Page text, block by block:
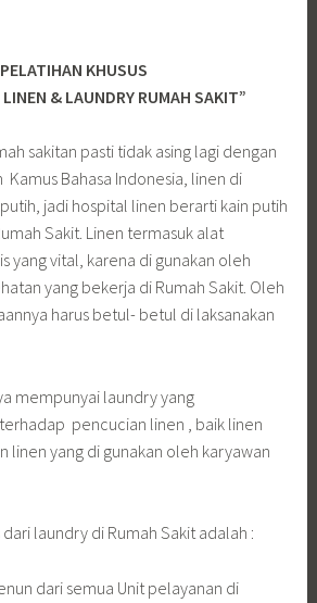
PELATIHAN KHUSUS
& LAUNDRY RUMAH SAKIT”
sakitan pasti tidak asing lagi dengan
Kamus Bahasa Indonesia, linen di
jadi hospital linen berarti kain putih
Sakit. Linen termasuk alat
yang vital, karena di gunakan oleh
yang bekerja di Rumah Sakit. Oleh
harus betul- betul di laksanakan
mempunyai laundry yang
pencucian linen , baik linen
linen yang di gunakan oleh karyawan
laundry di Rumah Sakit adalah :
dari semua Unit pelayanan di